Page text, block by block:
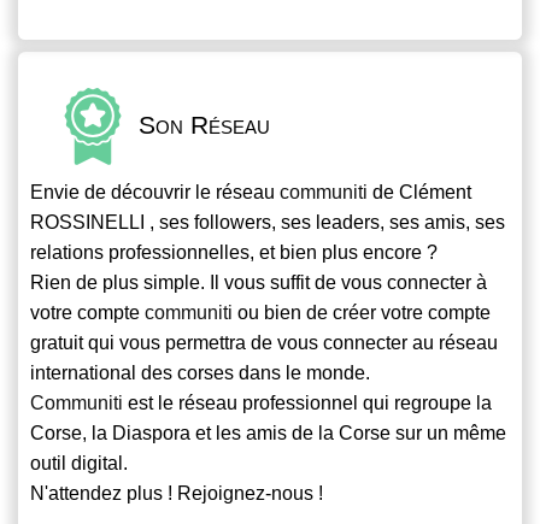
Son Réseau
Envie de découvrir le réseau communiti de Clément
ROSSINELLI , ses followers, ses leaders, ses amis, ses
relations professionnelles, et bien plus encore ?
Rien de plus simple. Il vous suffit de vous connecter à
votre compte communiti ou bien de créer votre compte
gratuit qui vous permettra de vous connecter au réseau
international des corses dans le monde.
Communiti est le réseau professionnel qui regroupe la
Corse, la Diaspora et les amis de la Corse sur un même
outil digital.
N'attendez plus ! Rejoignez-nous !